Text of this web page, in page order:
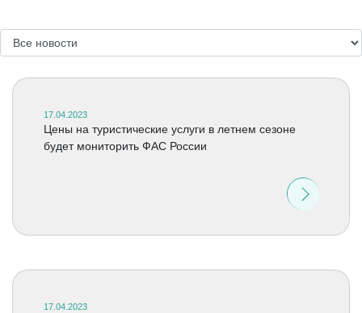
17.04.2023
Цены на туристические услуги в летнем сезоне
будет мониторить ФАС России
17.04.2023